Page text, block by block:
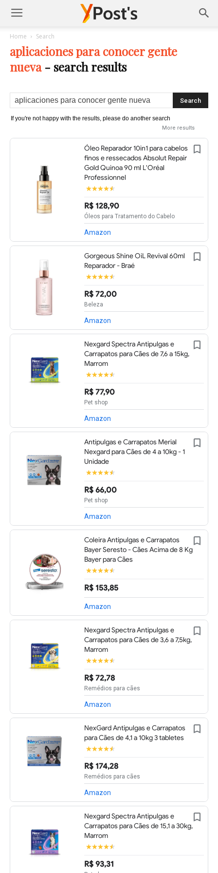
Posts
YMonetize
Home Search
aplicaciones para conocer gente
nueva- search results
If you're not happy with the results, please do another search
More results
Óleo Reparador 10in1 para cabelos
finos e ressecados Absolut Repair
Gold Quinoa 90 ml L'Oréal
Professionnel
R$ 128,90
Óleos para Tratamento do Cabelo
Amazon
Gorgeous Shine OiL Revival 60ml
Reparador - Braé
R$ 72,00
Beleza
Amazon
Nexgard Spectra Antipulgas e
Carrapatos para Cães de 7,6 a 15kg,
Marrom
R$ 77,90
Pet shop
Amazon
Antipulgas e Carrapatos Merial
Nexgard para Cães de 4 a 10kg - 1
Unidade
R$ 66,00
Pet shop
Amazon
Coleira Antipulgas e Carrapatos
Bayer Seresto - Cães Acima de 8 Kg
Bayer para Cães
R$ 153,85
Amazon
Nexgard Spectra Antipulgas e
Carrapatos para Cães de 3,6 a 7,5kg,
Marrom
R$ 72,78
Remédios para cães
Amazon
NexGard Antipulgas e Carrapatos
para Cães de 4,1 a 10kg 3 tabletes
R$ 174,28
Remédios para cães
Amazon
Nexgard Spectra Antipulgas e
Carrapatos para Cães de 15,1 a 30kg,
Marrom
R$ 93,31